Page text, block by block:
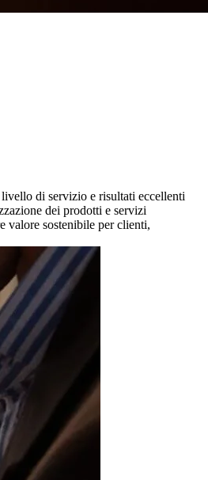
di servizio e risultati eccellenti
dei prodotti e servizi
valore sostenibile per clienti,